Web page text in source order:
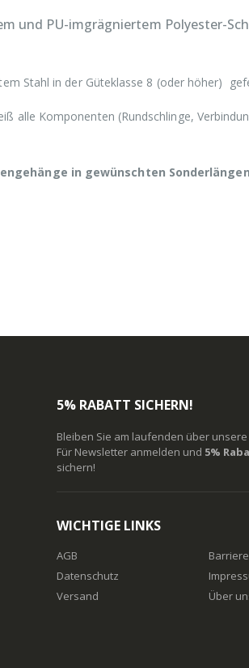
und PU-imgrägniertem Polyester-
Stahl in der Güteklasse 8 (oder höher)
alle Komponenten (Rundschlinge,
in gewünschten
5% RABATT SICHERN!
Bleiben Sie am laufenden über
Für Newsletter anmelden und 5%
sichern!
WICHTIGE LINKS
AGB
Datenschutz
Versand
Über